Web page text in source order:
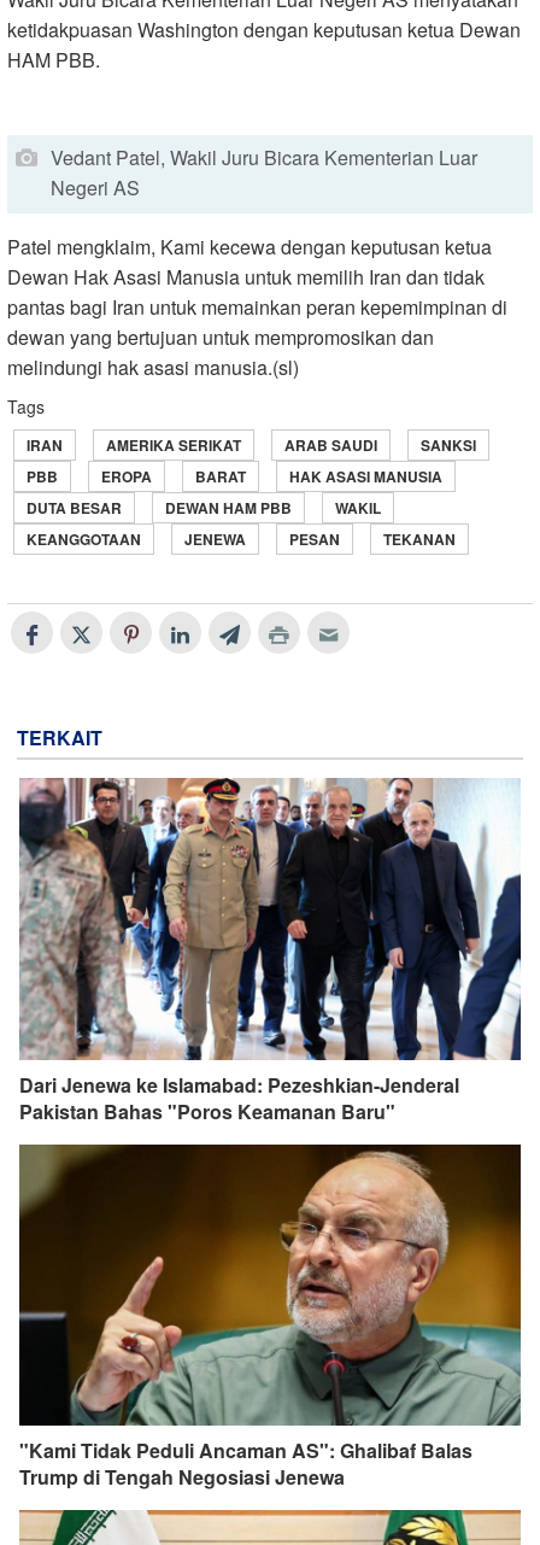
ketidakpuasan Washington dengan keputusan ketua Dewan
HAM PBB.
Vedant Patel, Wakil Juru Bicara Kementerian Luar
Negeri AS
Patel mengklaim, Kami kecewa dengan keputusan ketua
Dewan Hak Asasi Manusia untuk memilih Iran dan tidak
pantas bagi Iran untuk memainkan peran kepemimpinan di
dewan yang bertujuan untuk mempromosikan dan
melindungi hak asasi manusia.(sl)
Tags
IRAN AMERIKA SERIKAT ARAB SAUDI
SANKSI
PBB
EROPA BARAT
HAK ASASI MANUSIA
DUTA BESAR
DEWAN HAM PBB
WAKIL
KEANGGOTAAN
JENEWA PESAN TEKANAN
TERKAIT
Dari Jenewa ke Islamabad: Pezeshkian-Jenderal
Pakistan Bahas "Poros Keamanan Baru"
"Kami Tidak Peduli Ancaman AS": Ghalibaf Balas
Trump di Tengah Negosiasi Jenewa